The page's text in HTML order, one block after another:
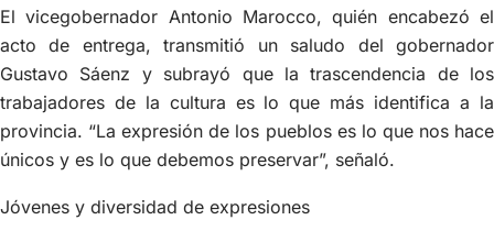
El vicegobernador Antonio Marocco, quién encabezó el
acto de entrega, transmitió un saludo del gobernador
Gustavo Sáenz y subrayó que la trascendencia de los
trabajadores de la cultura es lo que más identifica a la
provincia. “La expresión de los pueblos es lo que nos hace
únicos y es lo que debemos preservar”, señaló.
Jóvenes y diversidad de expresiones